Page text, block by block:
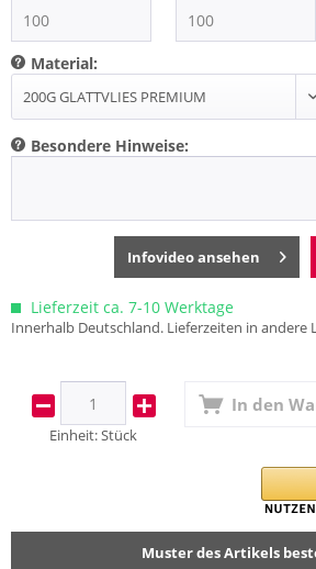
Material:
Besondere Hinweise:
Infovideo ansehen
Lieferzeit ca. 7-10 Werktage
Innerhalb Deutschland. Lieferzeiten in andere
Einheit:Stück
In den
Muster des Artikels